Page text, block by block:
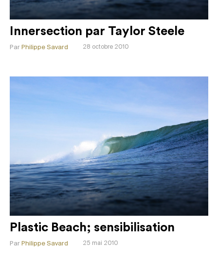
Innersection par Taylor Steele
28 octobre 2010
Par Philippe Savard
Plastic Beach; sensibilisation
25 mai 2010
Par Philippe Savard